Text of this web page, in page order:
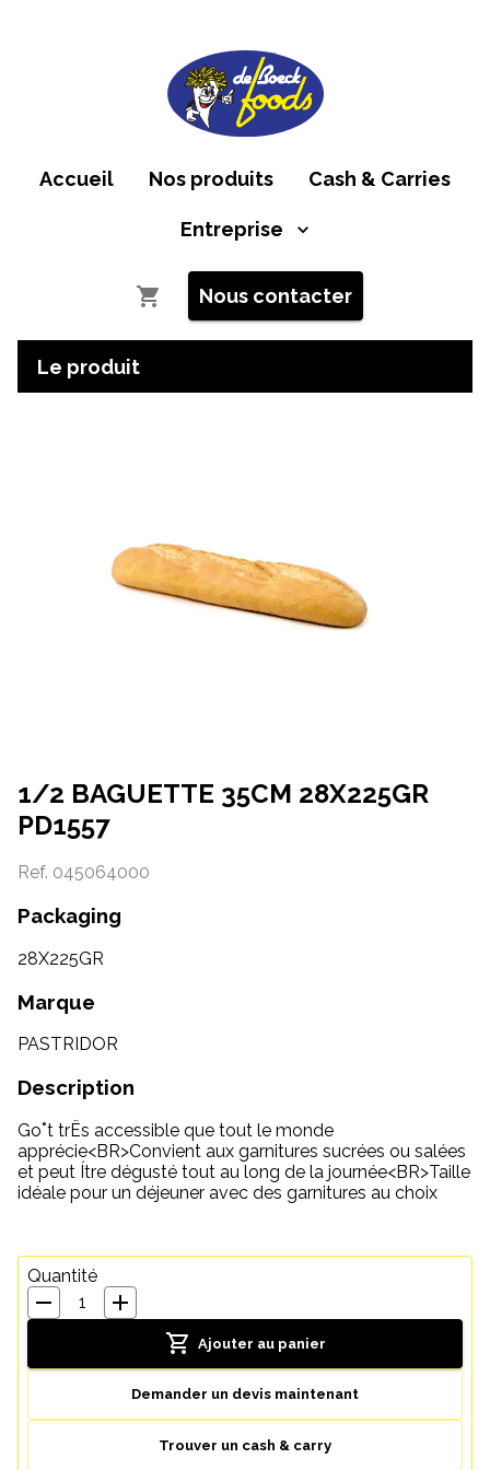
Accueil Nos produits Cash & Carries
Entreprise
Nous contacter
Le produit
1/2 BAGUETTE 35CM 28X225GR
PD1557
Ref. 045064000
Packaging
28X225GR
Marque
PASTRIDOR
Description
Go˚t trËs accessible que tout le monde
apprécie<BR>Convient aux garnitures sucrées ou salées
et peut Ítre dégusté tout au long de la journée<BR>Taille
idéale pour un déjeuner avec des garnitures au choix
Quantité
1
Ajouter au panier
Demander un devis maintenant
Trouver un cash & carry